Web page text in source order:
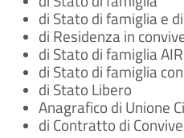
di Stato di famiglia e
di Residenza in
di Stato di famiglia
di Stato di famiglia
di Stato Libero
Anagrafico di Unione
di Contratto di